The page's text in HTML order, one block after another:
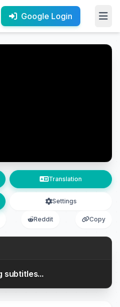
Google Login
Translation
Settings
Reddit Copy
subtitles...